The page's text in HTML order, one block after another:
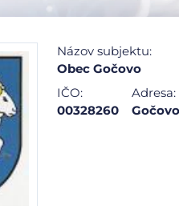
Názov subjektu:
Obec Gočovo
IČO:
00328260
Adresa: